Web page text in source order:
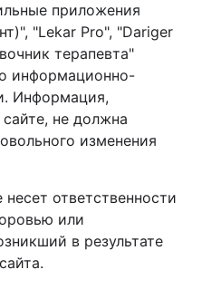
приложения
"Lekar Pro", "Dariger
терапевта"
информационно-
Информация,
не должна
изменения
ответственности
или
в результате